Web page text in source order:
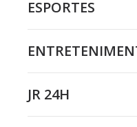
ESPORTES
JR 24H